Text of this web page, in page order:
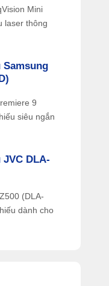
Mini
laser thông
Samsung
9
siêu ngắn
JVC DLA-
(DLA-
dành cho